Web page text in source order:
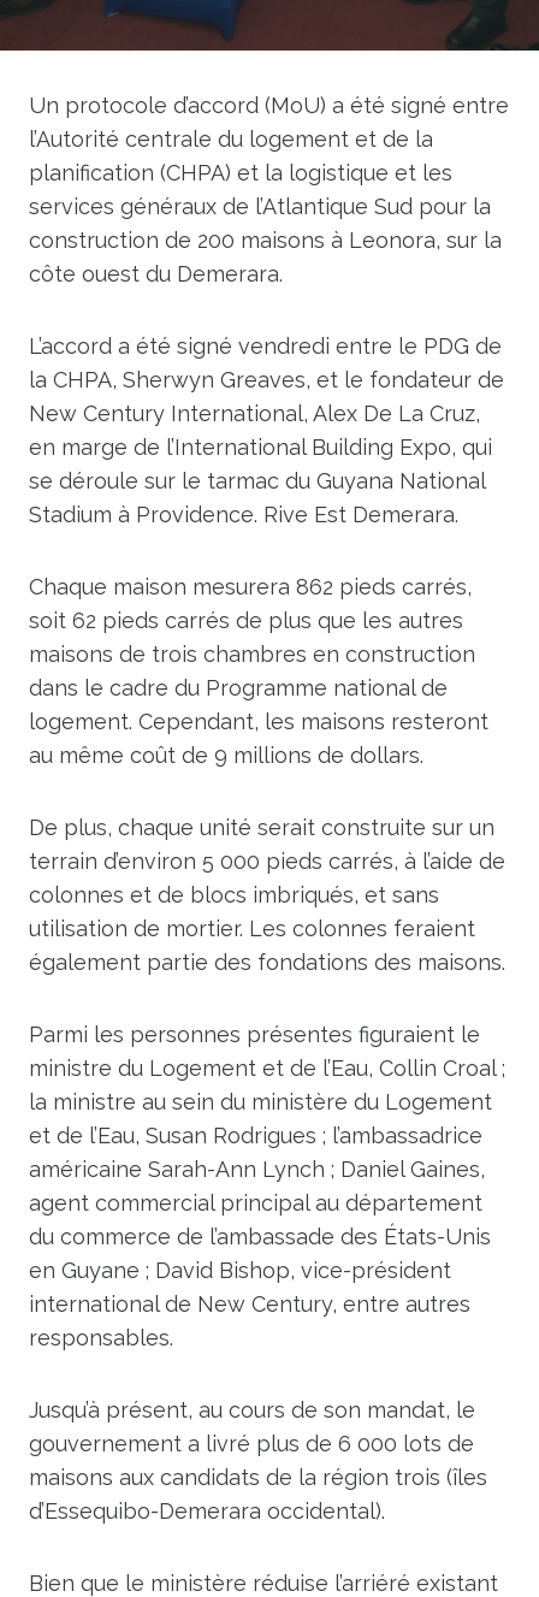
Un protocole d’accord (MoU) a été signé entre
l’Autorité centrale du logement et de la
planification (CHPA) et la logistique et les
services généraux de l’Atlantique Sud pour la
construction de 200 maisons à Leonora, sur la
côte ouest du Demerara.
L’accord a été signé vendredi entre le PDG de
la CHPA, Sherwyn Greaves, et le fondateur de
New Century International, Alex De La Cruz,
en marge de l’International Building Expo, qui
se déroule sur le tarmac du Guyana National
Stadium à Providence. Rive Est Demerara.
Chaque maison mesurera 862 pieds carrés,
soit 62 pieds carrés de plus que les autres
maisons de trois chambres en construction
dans le cadre du Programme national de
logement. Cependant, les maisons resteront
au même coût de 9 millions de dollars.
De plus, chaque unité serait construite sur un
terrain d’environ 5 000 pieds carrés, à l’aide de
colonnes et de blocs imbriqués, et sans
utilisation de mortier. Les colonnes feraient
également partie des fondations des maisons.
Parmi les personnes présentes figuraient le
ministre du Logement et de l’Eau, Collin Croal ;
la ministre au sein du ministère du Logement
et de l’Eau, Susan Rodrigues ; l’ambassadrice
américaine Sarah-Ann Lynch ; Daniel Gaines,
agent commercial principal au département
du commerce de l’ambassade des États-Unis
en Guyane ; David Bishop, vice-président
international de New Century, entre autres
responsables.
Jusqu’à présent, au cours de son mandat, le
gouvernement a livré plus de 6 000 lots de
maisons aux candidats de la région trois (îles
d’Essequibo-Demerara occidental).
Bien que le ministère réduise l’arriéré existant